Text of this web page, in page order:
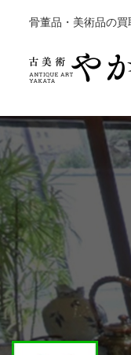
骨董品・美術品の買